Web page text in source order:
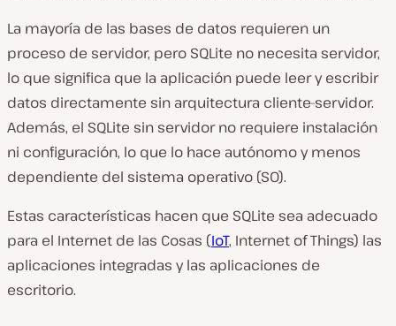
La mayoría de las bases de datos requieren un
proceso de servidor, pero SQLite no necesita servidor,
lo que significa que la aplicación puede leer y escribir
datos directamente sin arquitectura cliente-servidor.
Además, el SQLite sin servidor no requiere instalación
ni configuración, lo que lo hace autónomo y menos
dependiente del sistema operativo (SO).
Estas características hacen que SQLite sea adecuado
para el Internet de las Cosas (IoT, Internet of Things) las
aplicaciones integradas y las aplicaciones de
escritorio.